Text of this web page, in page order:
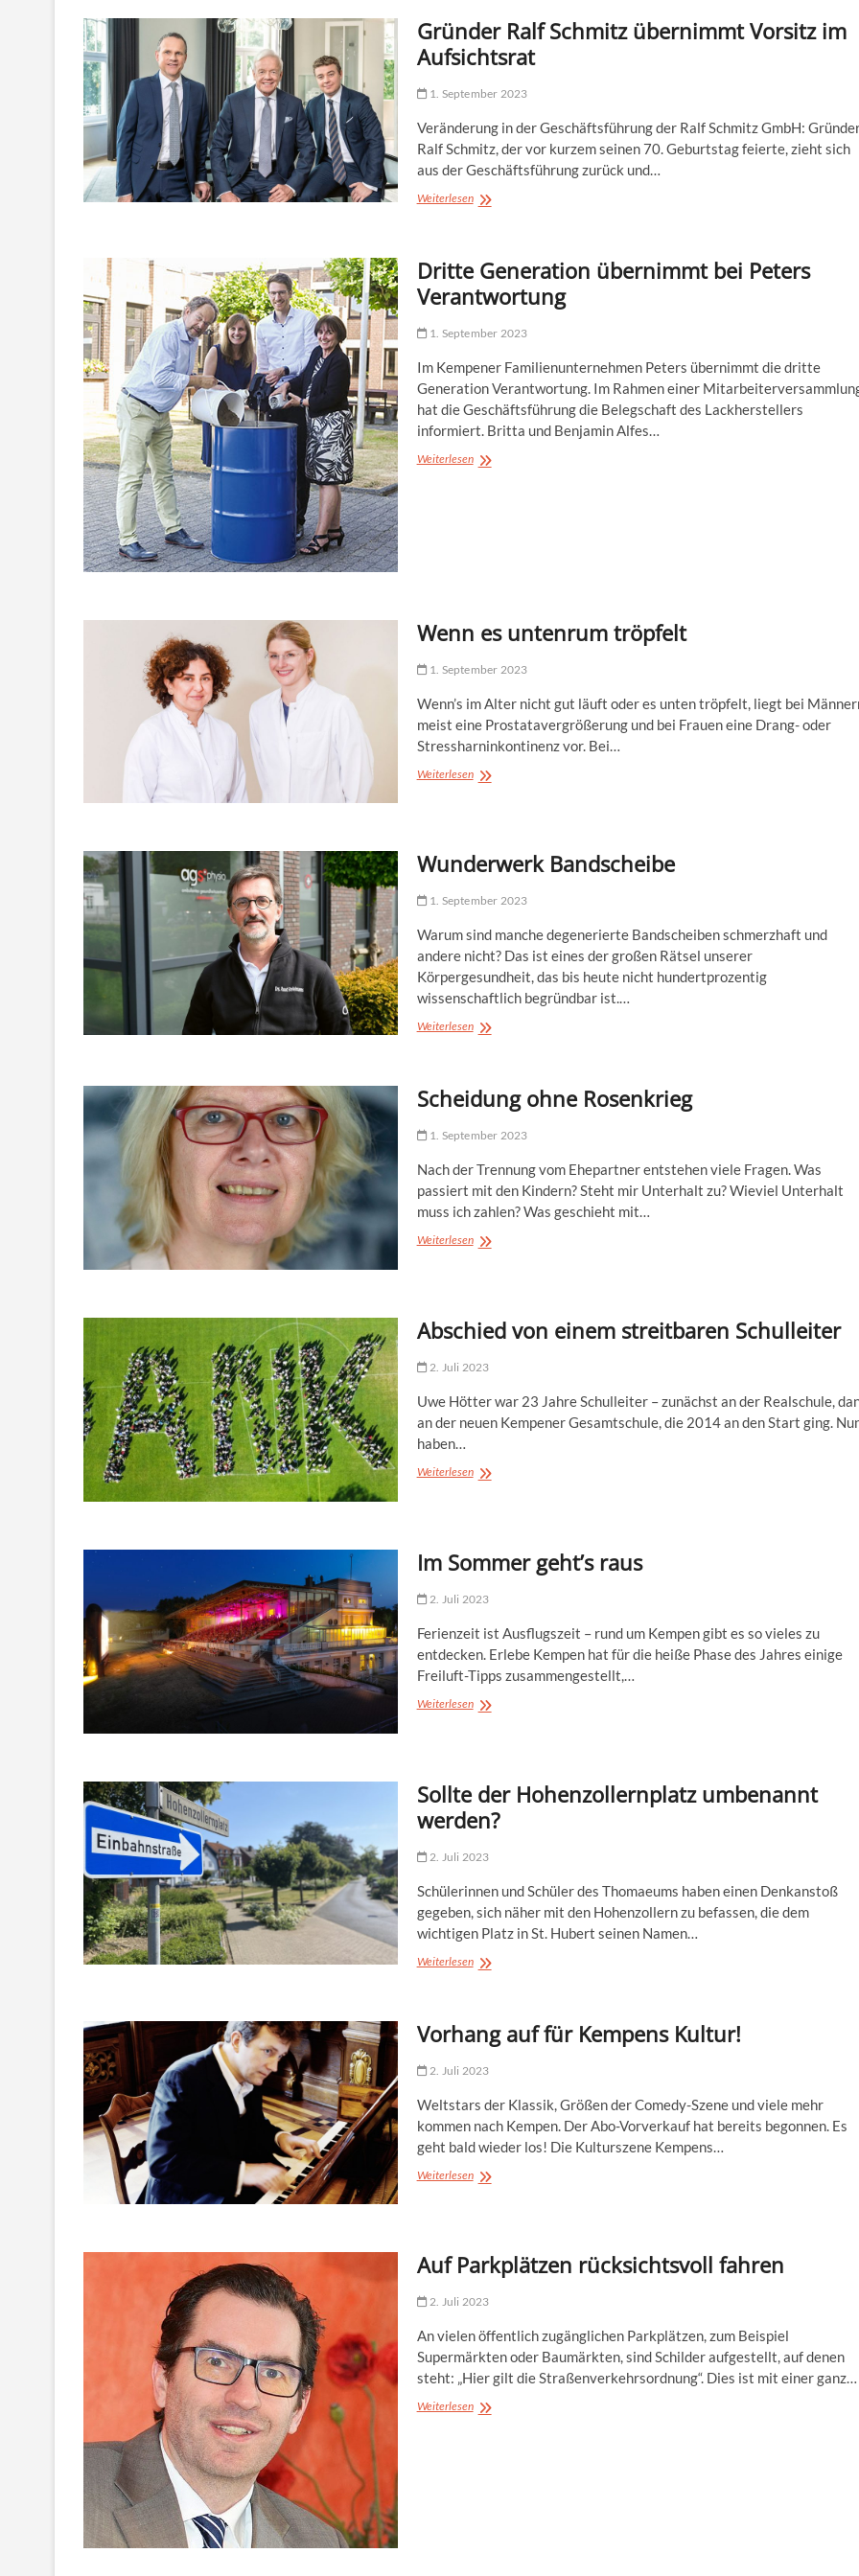
Gründer Ralf Schmitz übernimmt Vorsitz im
Aufsichtsrat
1. September 2023
Veränderung in der Geschäftsführung der Ralf Schmitz GmbH:
Ralf Schmitz, der vor kurzem seinen 70. Geburtstag feierte, zieht sich
aus der Geschäftsführung zurück und…
WeiterlesenGründer
Vorsitz
im
Aufsichtsrat
Dritte Generation übernimmt bei Peters
Verantwortung
1. September 2023
Im Kempener Familienunternehmen Peters übernimmt die dritte
Generation Verantwortung. Im Rahmen einer
hat die Geschäftsführung die Belegschaft des Lackherstellers
informiert. Britta und Benjamin Alfes…
WeiterlesenDritte
Wenn es untenrum tröpfelt
1. September 2023
Wenn’s im Alter nicht gut läuft oder es unten tröpfelt, liegt bei
meist eine Prostatavergrößerung und bei Frauen eine Drang- oder
Stressharninkontinenz vor. Bei…
WeiterlesenWenn
Wunderwerk Bandscheibe
1. September 2023
Warum sind manche degenerierte Bandscheiben schmerzhaft und
andere nicht? Das ist eines der großen Rätsel unserer
Körpergesundheit, das bis heute nicht hundertprozentig
wissenschaftlich begründbar ist.…
WeiterlesenWunderwerk
Scheidung ohne Rosenkrieg
1. September 2023
Nach der Trennung vom Ehepartner entstehen viele Fragen. Was
passiert mit den Kindern? Steht mir Unterhalt zu? Wieviel Unterhalt
muss ich zahlen? Was geschieht mit…
WeiterlesenScheidung
Abschied von einem streitbaren Schulleiter
2. Juli 2023
Uwe Hötter war 23 Jahre Schulleiter – zunächst an der Realschule,
an der neuen Kempener Gesamtschule, die 2014 an den Start ging.
haben…
WeiterlesenAbschied
Im Sommer geht’s raus
2. Juli 2023
Ferienzeit ist Ausflugszeit – rund um Kempen gibt es so vieles zu
entdecken. Erlebe Kempen hat für die heiße Phase des Jahres einige
Freiluft-Tipps zusammengestellt,…
WeiterlesenIm
Sollte der Hohenzollernplatz umbenannt
werden?
2. Juli 2023
Schülerinnen und Schüler des Thomaeums haben einen Denkanstoß
gegeben, sich näher mit den Hohenzollern zu befassen, die dem
wichtigen Platz in St. Hubert seinen Namen…
WeiterlesenSollte
werden?
Vorhang auf für Kempens Kultur!
2. Juli 2023
Weltstars der Klassik, Größen der Comedy-Szene und viele mehr
kommen nach Kempen. Der Abo-Vorverkauf hat bereits begonnen. Es
geht bald wieder los! Die Kulturszene Kempens…
WeiterlesenVorhang
Auf Parkplätzen rücksichtsvoll fahren
2. Juli 2023
An vielen öffentlich zugänglichen Parkplätzen, zum Beispiel
Supermärkten oder Baumärkten, sind Schilder aufgestellt, auf denen
steht: „Hier gilt die Straßenverkehrsordnung“. Dies ist mit einer ganz…
WeiterlesenAuf